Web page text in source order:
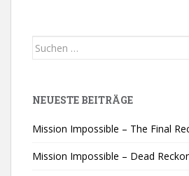
Suchen
NEUESTE BEITRÄGE
Mission Impossible – The Final
Mission Impossible – Dead